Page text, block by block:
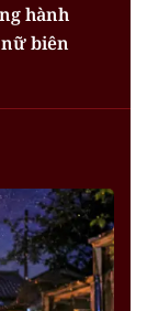
hành
biên